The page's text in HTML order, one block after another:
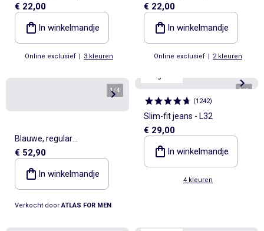
€ 22,00
In winkelmandje
Online exclusief | 3 kleuren
€ 22,00
In winkelmandje
Online exclusief | 2 kleuren
1/4
Blauwe, regular
cargospijkerbroek - ATLAS
FOR MEN
€ 52,90
In winkelmandje
Verkocht door ATLAS FOR MEN
1/5
(1242)
Slim-fit jeans - L32
€ 29,00
In winkelmandje
4 kleuren